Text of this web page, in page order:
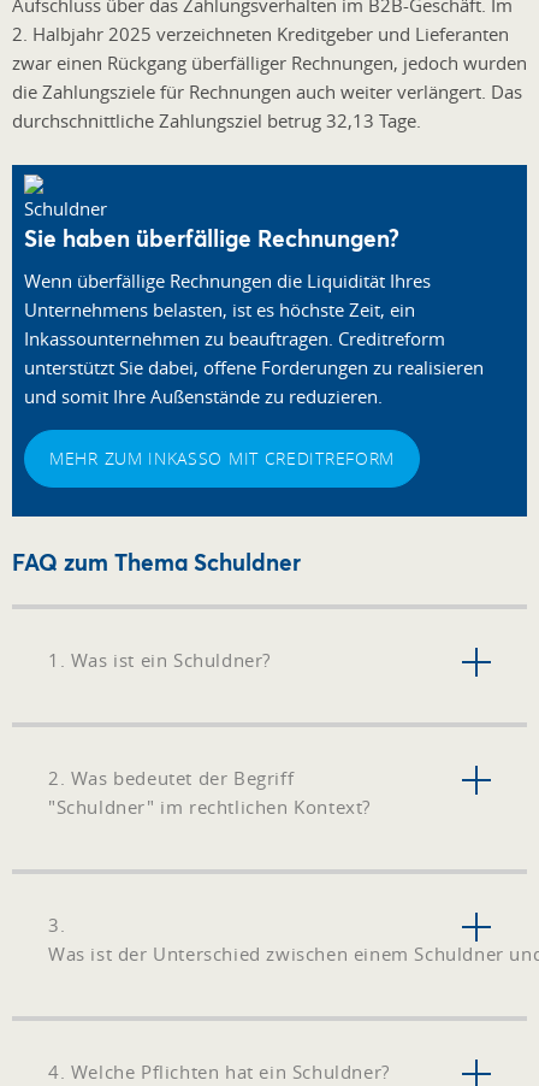
Aufschluss über das Zahlungsverhalten im B2B-Geschäft. Im
2. Halbjahr 2025 verzeichneten Kreditgeber und Lieferanten
zwar einen Rückgang überfälliger Rechnungen, jedoch wurden
die Zahlungsziele für Rechnungen auch weiter verlängert. Das
durchschnittliche Zahlungsziel betrug 32,13 Tage.
Sie haben überfällige Rechnungen?
Wenn überfällige Rechnungen die Liquidität Ihres
Unternehmens belasten, ist es höchste Zeit, ein
Inkassounternehmen zu beauftragen. Creditreform
unterstützt Sie dabei, offene Forderungen zu realisieren
und somit Ihre Außenstände zu reduzieren.
MEHR ZUM INKASSO MIT CREDITREFORM
FAQ zum Thema Schuldner
1. Was ist ein Schuldner?
2. Was bedeutet der Begriff
"Schuldner" im rechtlichen Kontext?
3.
Was ist der Unterschied zwischen einem Schuldner
4. Welche Pflichten hat ein Schuldner?